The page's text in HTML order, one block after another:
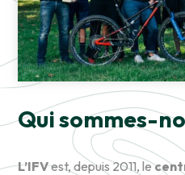
Qui sommes-
L’IFVest, depuis 2011, le